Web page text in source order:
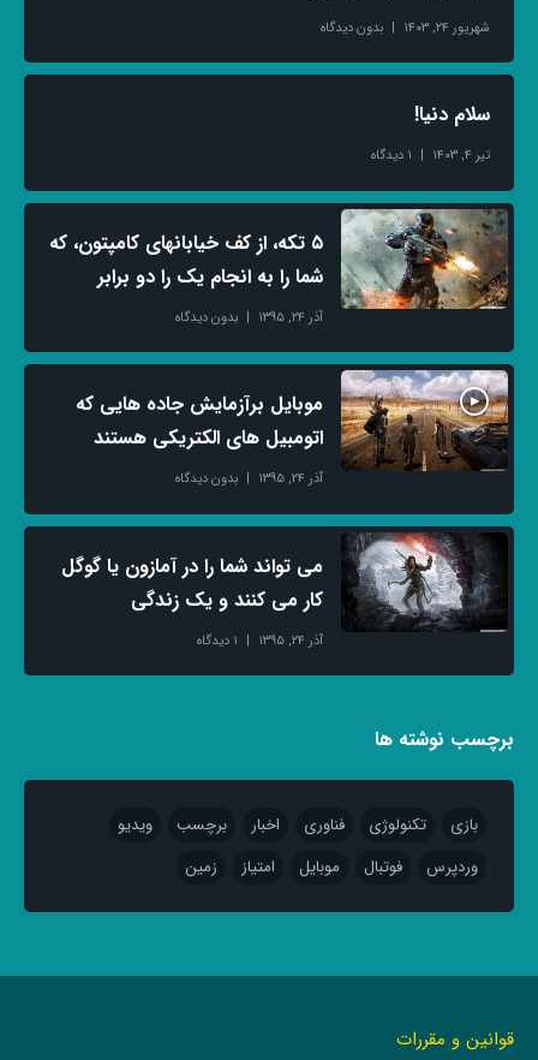
شهریور ۲۴, ۱۴۰۳ بدون دیدگاه
سلام دنیا!
تیر ۴, ۱۴۰۳ ۱ دیدگاه
۵ تکه، از کف خیابانهای کامپتون، که
شما را به انجام یک را دو برابر
آذر ۲۴, ۱۳۹۵ بدون دیدگاه
موبایل برآزمایش جاده هایی که
اتومبیل های الکتریکی هستند
آذر ۲۴, ۱۳۹۵ بدون دیدگاه
می تواند شما را در آمازون یا گوگل
کار می کنند و یک زندگی
آذر ۲۴, ۱۳۹۵ ۱ دیدگاه
برچسب نوشته ها
بازی تکنولوژی فناوری اخبار برچسب
ویدیو
وردپرس
فوتبال موبایل امتیاز زمین
قوانین و مقررات